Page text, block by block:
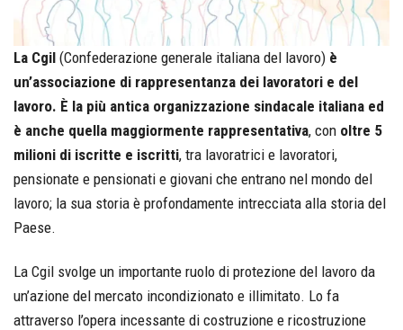
La Cgil (Confederazione generale italiana del lavoro) è
un’associazione di rappresentanza dei lavoratori e del
lavoro. È la più antica organizzazione sindacale italiana ed
è anche quella maggiormente rappresentativa, con oltre 5
milioni di iscritte e iscritti, tra lavoratrici e lavoratori,
pensionate e pensionati e giovani che entrano nel mondo del
lavoro; la sua storia è profondamente intrecciata alla storia del
Paese.
La Cgil svolge un importante ruolo di protezione del lavoro da
un’azione del mercato incondizionato e illimitato. Lo fa
attraverso l’opera incessante di costruzione e ricostruzione